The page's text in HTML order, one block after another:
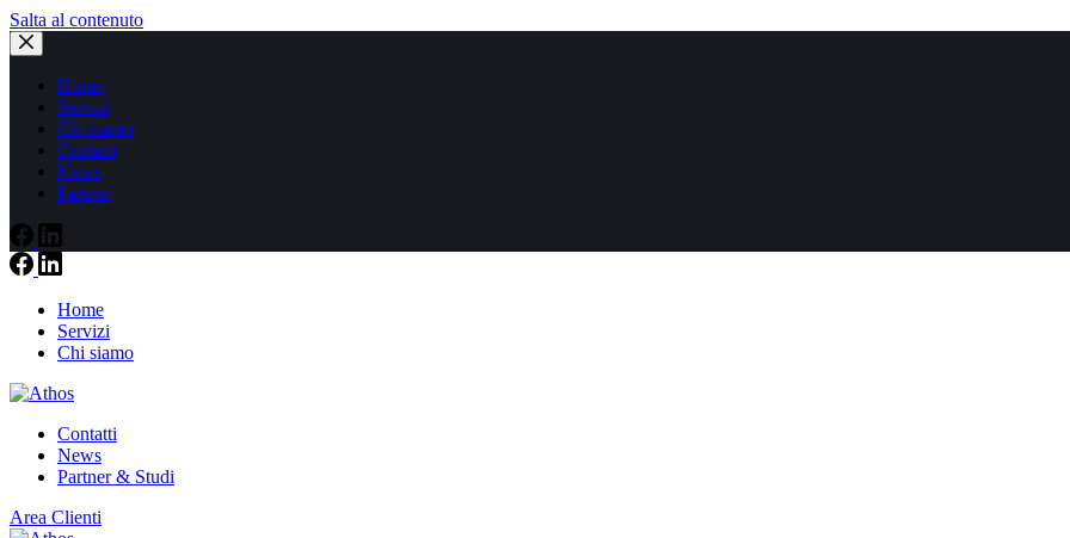
Salta al contenuto
Home
Servizi
Chi siamo
Contatti
News
Partner
Home
Servizi
Chi siamo
Contatti
News
Partner & Studi
Area Clienti